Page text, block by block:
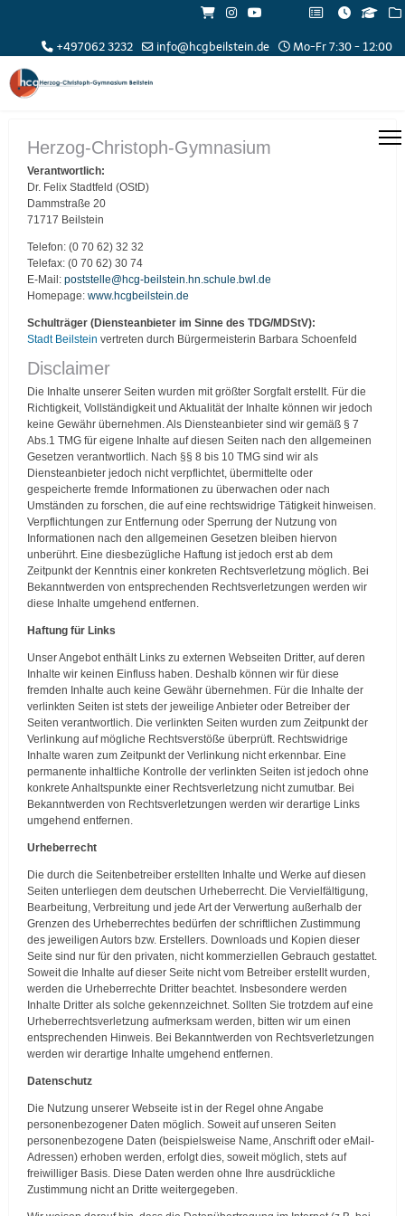
+497062 3232 info@hcgbeilstein.de Mo-Fr 7:30 - 12:00
Herzog-Christoph-Gymnasium
Verantwortlich:
Dr. Felix Stadtfeld (OStD)
Dammstraße 20
71717 Beilstein
Telefon: (0 70 62) 32 32
Telefax: (0 70 62) 30 74
E-Mail: poststelle@hcg-beilstein.hn.schule.bwl.de
Homepage: www.hcgbeilstein.de
Schulträger (Diensteanbieter im Sinne des TDG/MDStV):
Stadt Beilstein vertreten durch Bürgermeisterin Barbara Schoenfeld
Disclaimer
Die Inhalte unserer Seiten wurden mit größter Sorgfalt erstellt. Für die
Richtigkeit, Vollständigkeit und Aktualität der Inhalte können wir jedoch
keine Gewähr übernehmen. Als Diensteanbieter sind wir gemäß § 7
Abs.1 TMG für eigene Inhalte auf diesen Seiten nach den allgemeinen
Gesetzen verantwortlich. Nach §§ 8 bis 10 TMG sind wir als
Diensteanbieter jedoch nicht verpflichtet, übermittelte oder
gespeicherte fremde Informationen zu überwachen oder nach
Umständen zu forschen, die auf eine rechtswidrige Tätigkeit hinweisen.
Verpflichtungen zur Entfernung oder Sperrung der Nutzung von
Informationen nach den allgemeinen Gesetzen bleiben hiervon
unberührt. Eine diesbezügliche Haftung ist jedoch erst ab dem
Zeitpunkt der Kenntnis einer konkreten Rechtsverletzung möglich. Bei
Bekanntwerden von entsprechenden Rechtsverletzungen werden wir
diese Inhalte umgehend entfernen.
Haftung für Links
Unser Angebot enthält Links zu externen Webseiten Dritter, auf deren
Inhalte wir keinen Einfluss haben. Deshalb können wir für diese
fremden Inhalte auch keine Gewähr übernehmen. Für die Inhalte der
verlinkten Seiten ist stets der jeweilige Anbieter oder Betreiber der
Seiten verantwortlich. Die verlinkten Seiten wurden zum Zeitpunkt der
Verlinkung auf mögliche Rechtsverstöße überprüft. Rechtswidrige
Inhalte waren zum Zeitpunkt der Verlinkung nicht erkennbar. Eine
permanente inhaltliche Kontrolle der verlinkten Seiten ist jedoch ohne
konkrete Anhaltspunkte einer Rechtsverletzung nicht zumutbar. Bei
Bekanntwerden von Rechtsverletzungen werden wir derartige Links
umgehend entfernen.
Urheberrecht
Die durch die Seitenbetreiber erstellten Inhalte und Werke auf diesen
Seiten unterliegen dem deutschen Urheberrecht. Die Vervielfältigung,
Bearbeitung, Verbreitung und jede Art der Verwertung außerhalb der
Grenzen des Urheberrechtes bedürfen der schriftlichen Zustimmung
des jeweiligen Autors bzw. Erstellers. Downloads und Kopien dieser
Seite sind nur für den privaten, nicht kommerziellen Gebrauch gestattet.
Soweit die Inhalte auf dieser Seite nicht vom Betreiber erstellt wurden,
werden die Urheberrechte Dritter beachtet. Insbesondere werden
Inhalte Dritter als solche gekennzeichnet. Sollten Sie trotzdem auf eine
Urheberrechtsverletzung aufmerksam werden, bitten wir um einen
entsprechenden Hinweis. Bei Bekanntwerden von Rechtsverletzungen
werden wir derartige Inhalte umgehend entfernen.
Datenschutz
Die Nutzung unserer Webseite ist in der Regel ohne Angabe
personenbezogener Daten möglich. Soweit auf unseren Seiten
personenbezogene Daten (beispielsweise Name, Anschrift oder eMail-
Adressen) erhoben werden, erfolgt dies, soweit möglich, stets auf
freiwilliger Basis. Diese Daten werden ohne Ihre ausdrückliche
Zustimmung nicht an Dritte weitergegeben.